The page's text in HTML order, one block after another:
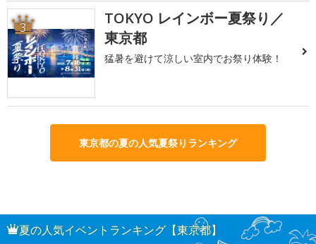
3
TOKYO レインボー夏祭り／
東京都
猛暑を避けて涼しい室内でお祭り体験！
東京都の夏の人気夏祭りランキング
夏の人気イベントランキング【東京都】